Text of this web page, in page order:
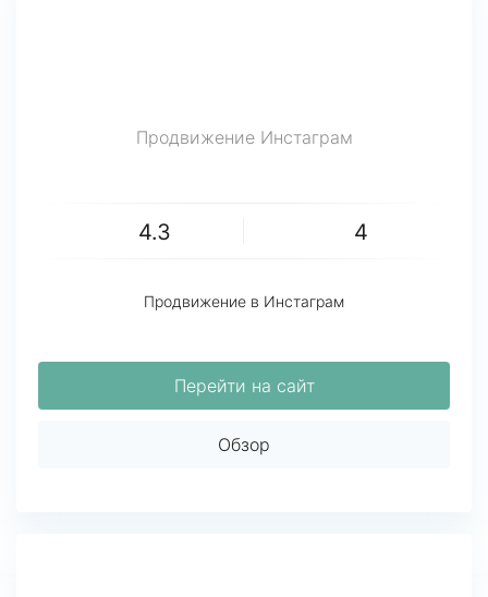
Продвижение Инстаграм
4.3 4
Продвижение в Инстаграм
Перейти на сайт
Обзор